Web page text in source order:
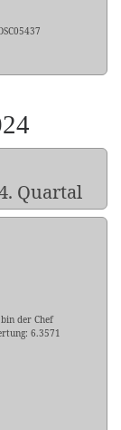
Quartal
der Chef
6.3571